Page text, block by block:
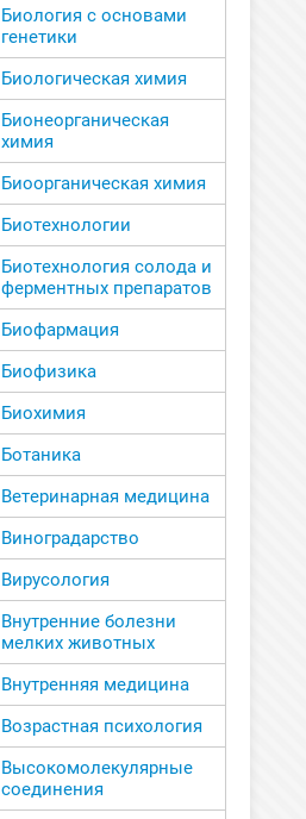
Биология с основами
генетики
Биологическая химия
Бионеорганическая
химия
Биоорганическая химия
Биотехнологии
Биотехнология солода и
ферментных препаратов
Биофармация
Биофизика
Биохимия
Ботаника
Ветеринарная медицина
Виноградарство
Вирусология
Внутренние болезни
мелких животных
Внутренняя медицина
Возрастная психология
Высокомолекулярные
соединения